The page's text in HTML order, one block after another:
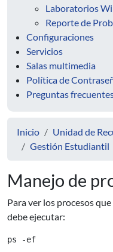
Laboratorios
Reporte de
Configuraciones
Servicios
Salas multimedia
Política de
Preguntas
Inicio
Unidad de
Gestión Estudiantil
Manejo de
Para ver los procesos
debe ejecutar: